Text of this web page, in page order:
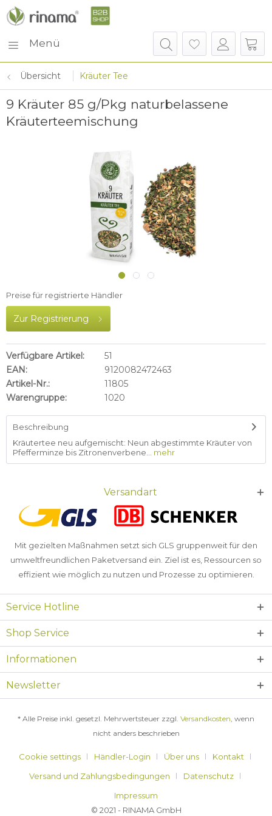
Menü
Übersicht Kräuter Tee
9 Kräuter 85 g/Pkg naturbelassene
Kräuterteemischung
Preise für registrierte Händler
Zur Registrierung
Verfügbare Artikel:
51
EAN:
9120082472463
Artikel-Nr.:
11805
Warengruppe:
1020
Beschreibung
Kräutertee neu aufgemischt: Neun abgestimmte Kräuter von
Pfefferminze bis Zitronenverbene...
mehr
Versandart
Mit gezielten Maßnahmen setzt sich GLS gruppenweit für den
umweltfreundlichen Paketversand ein. Ziel ist es, Ressourcen so
effizient wie möglich zu nutzen und Prozesse zu optimieren.
Service Hotline
Shop Service
Informationen
Newsletter
* Alle Preise inkl. gesetzl. Mehrwertsteuer zzgl. Versandkosten, wenn
nicht anders beschrieben
Cookie settings Händler-Login Über uns
Kontakt
Versand und Zahlungsbedingungen
Datenschutz
Impressum
© 2021 - RINAMA GmbH